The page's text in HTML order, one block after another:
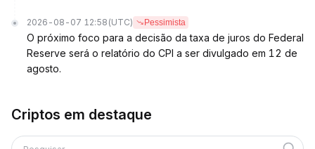
2026-08-07 12:58 (UTC) Pessimista
O próximo foco para a decisão da taxa de juros do Federal
Reserve será o relatório do CPI a ser divulgado em 12 de
agosto.
Criptos em destaque